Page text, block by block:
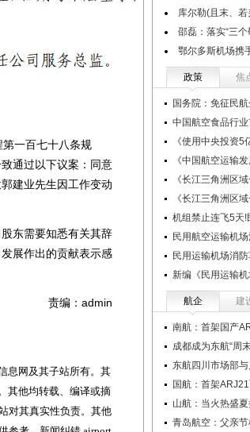
一百七十八条规
通过以下议案：同意
建业先生因工作变动
东需要知悉有关其辞
展作出的贡献表示感
责编：admin
息网及其子站所有。其
其他均转载、编译或摘
对其真实性负责。其他
库尔勒(且末、
邵磊：落实“三
鄂尔多斯机场携
政策 焦
国务院：免征民
中国航空食品行
《使用中央投资
《中国航空运输
《长江三角洲区
《长江三角洲区
机组禁止连飞5天
民用航空运输机
民用运输机场消
新编《民用运输
航企 建
南航：首架国产
成都成为东航“周
东航四川市场部
国航：首架
山航：当火热盛
青岛航空：父亲